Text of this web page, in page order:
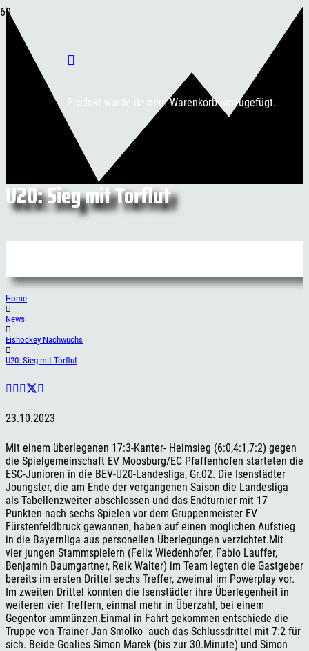
Produkt wurde deinem Warenkorb hinzugefügt.
U20: Sieg mit Torflut
Home
News
Eishockey Nachwuchs
U20: Sieg mit Torflut
23.10.2023
Mit einem überlegenen 17:3-Kanter- Heimsieg (6:0,4:1,7:2) gegen
die Spielgemeinschaft EV Moosburg/EC Pfaffenhofen starteten die
ESC-Junioren in die BEV-U20-Landesliga, Gr.02. Die Isenstädter
Joungster, die am Ende der vergangenen Saison die Landesliga
als Tabellenzweiter abschlossen und das Endturnier mit 17
Punkten nach sechs Spielen vor dem Gruppenmeister EV
Fürstenfeldbruck gewannen, haben auf einen möglichen Aufstieg
in die Bayernliga aus personellen Überlegungen verzichtet.Mit
vier jungen Stammspielern (Felix Wiedenhofer, Fabio Lauffer,
Benjamin Baumgartner, Reik Walter) im Team legten die Gastgeber
bereits im ersten Drittel sechs Treffer, zweimal im Powerplay vor.
Im zweiten Drittel konnten die Isenstädter ihre Überlegenheit in
weiteren vier Treffern, einmal mehr in Überzahl, bei einem
Gegentor ummünzen.Einmal in Fahrt gekommen entschiede die
Truppe von Trainer Jan Smolko auch das Schlussdrittel mit 7:2 für
sich. Beide Goalies Simon Marek (bis zur 30.Minute) und Simon